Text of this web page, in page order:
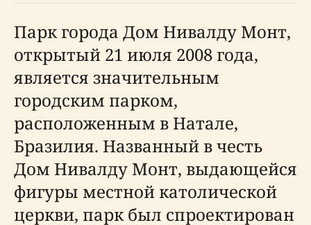
Парк города Дом Нивалду Монт,
открытый 21 июля 2008 года,
является значительным
городским парком,
расположенным в Натале,
Бразилия. Названный в честь
Дом Нивалду Монт, выдающейся
фигуры местной католической
церкви, парк был спроектирован